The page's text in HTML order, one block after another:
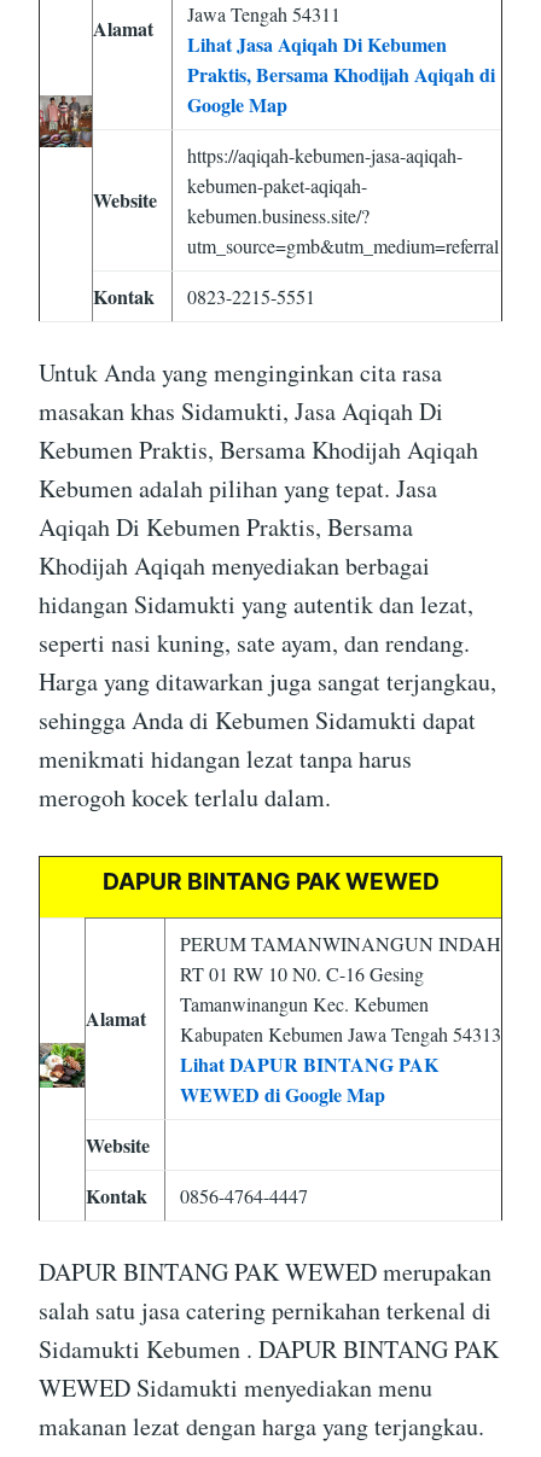
Alamat
Jawa Tengah 54311
Lihat Jasa Aqiqah Di Kebumen
Praktis, Bersama Khodijah Aqiqah di
Google Map
Website
https://aqiqah-kebumen-jasa-aqiqah-
kebumen-paket-aqiqah-
kebumen.business.site/?
utm_source=gmb&utm_medium=referral
Kontak 0823-2215-5551
Untuk Anda yang menginginkan cita rasa
masakan khas Sidamukti, Jasa Aqiqah Di
Kebumen Praktis, Bersama Khodijah Aqiqah
Kebumen adalah pilihan yang tepat. Jasa
Aqiqah Di Kebumen Praktis, Bersama
Khodijah Aqiqah menyediakan berbagai
hidangan Sidamukti yang autentik dan lezat,
seperti nasi kuning, sate ayam, dan rendang.
Harga yang ditawarkan juga sangat terjangkau,
sehingga Anda di Kebumen Sidamukti dapat
menikmati hidangan lezat tanpa harus
merogoh kocek terlalu dalam.
DAPUR BINTANG PAK WEWED
Alamat
PERUM TAMANWINANGUN INDAH
RT 01 RW 10 N0. C-16 Gesing
Tamanwinangun Kec. Kebumen
Kabupaten Kebumen Jawa Tengah 54313
Lihat DAPUR BINTANG PAK
WEWED di Google Map
Website
Kontak
0856-4764-4447
DAPUR BINTANG PAK WEWED merupakan
salah satu jasa catering pernikahan terkenal di
Sidamukti Kebumen . DAPUR BINTANG PAK
WEWED Sidamukti menyediakan menu
makanan lezat dengan harga yang terjangkau.